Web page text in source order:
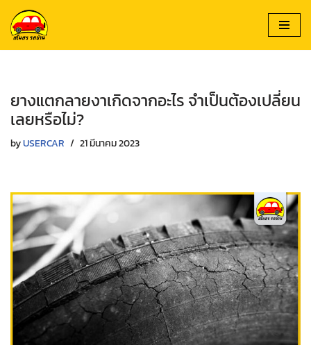
Skip
to
ยางแตกลายงาเกิดจากอะไร จำเป็นต้องเปลี่ยน
เลยหรือไม่?
byUSERCAR 21 มีนาคม 2023